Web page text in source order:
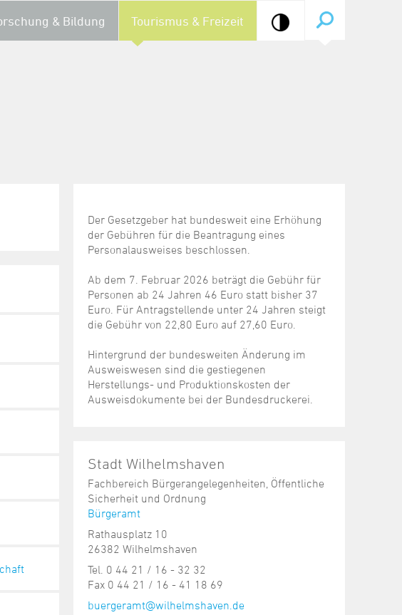
& Bildung Tourismus & Freizeit
Der Gesetzgeber hat bundesweit eine Erhöhung
der Gebühren für die Beantragung eines
Personalausweises beschlossen.
Ab dem 7. Februar 2026 beträgt die Gebühr für
Personen ab 24 Jahren 46 Euro statt bisher 37
Euro. Für Antragstellende unter 24 Jahren steigt
die Gebühr von 22,80 Euro auf 27,60 Euro.
Hintergrund der bundesweiten Änderung im
Ausweiswesen sind die gestiegenen
Herstellungs- und Produktionskosten der
Ausweisdokumente bei der Bundesdruckerei.
Stadt Wilhelmshaven
Fachbereich Bürgerangelegenheiten, Öffentliche
Sicherheit und Ordnung
Bürgeramt
Rathausplatz 10
26382 Wilhelmshaven
Tel. 0 44 21 / 16 - 32 32
Fax 0 44 21 / 16 - 41 18 69
buergeramt@wilhelmshaven.de